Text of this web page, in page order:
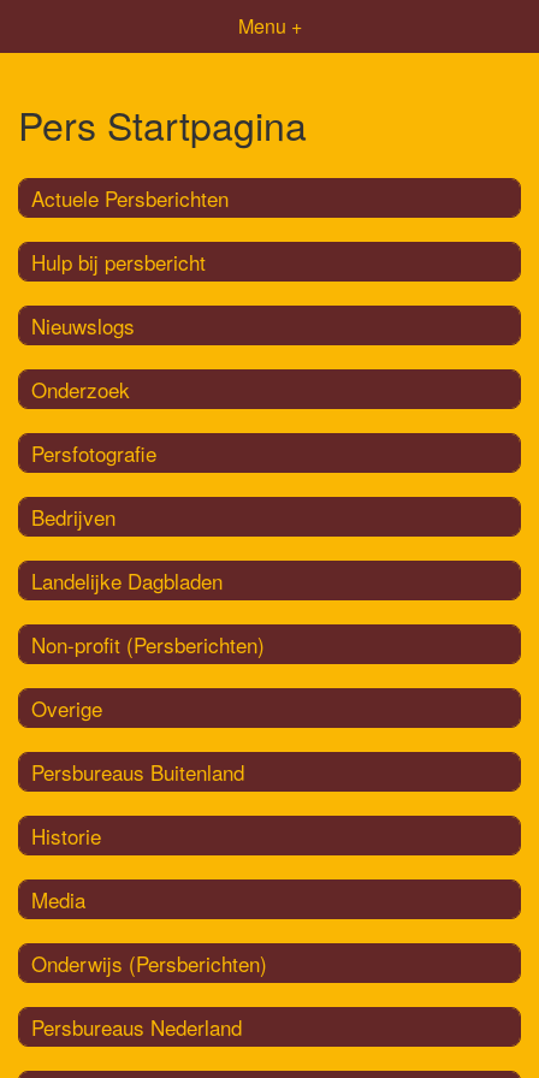
Menu +
Pers Startpagina
Actuele Persberichten
Hulp bij persbericht
Nieuwslogs
Onderzoek
Persfotografie
Bedrijven
Landelijke Dagbladen
Non-profit (Persberichten)
Overige
Persbureaus Buitenland
Historie
Media
Onderwijs (Persberichten)
Persbureaus Nederland